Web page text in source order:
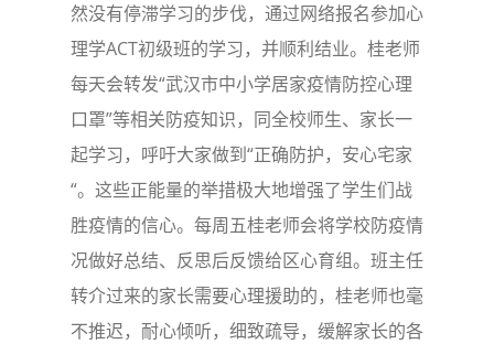
然没有停滞学习的步伐，通过网络报名参加心
理学ACT初级班的学习，并顺利结业。桂老师
每天会转发“武汉市中小学居家疫情防控心理
口罩”等相关防疫知识，同全校师生、家长一
起学习，呼吁大家做到“正确防护，安心宅家
“。这些正能量的举措极大地增强了学生们战
胜疫情的信心。每周五桂老师会将学校防疫情
况做好总结、反思后反馈给区心育组。班主任
转介过来的家长需要心理援助的，桂老师也毫
不推迟，耐心倾听，细致疏导，缓解家长的各